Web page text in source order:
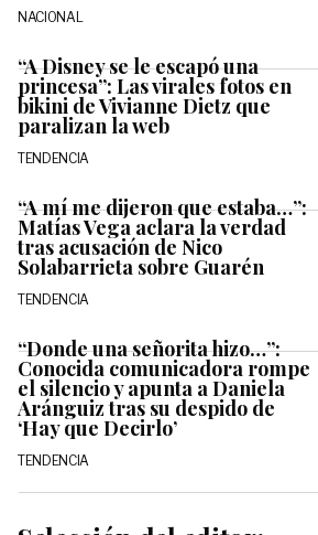
NACIONAL
“A Disney se le escapó una
princesa”: Las virales fotos en
bikini de Vivianne Dietz que
paralizan la web
TENDENCIA
“A mí me dijeron que estaba…”:
Matías Vega aclara la verdad
tras acusación de Nico
Solabarrieta sobre Guarén
TENDENCIA
“Donde una señorita hizo…”:
Conocida comunicadora rompe
el silencio y apunta a Daniela
Aránguiz tras su despido de
‘Hay que Decirlo’
TENDENCIA